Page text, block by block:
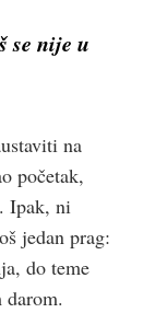
se nije u
na
početak,
Ipak, ni
jedan prag:
do teme